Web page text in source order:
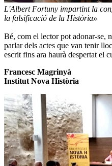
L'Albert Fortuny impartint la
la falsificació de la Història»
Bé, com el lector pot adonar-se,
parlar dels actes que van tenir
escrit fins ara haurà despertat el
Francesc Magrinyà
Institut Nova Història